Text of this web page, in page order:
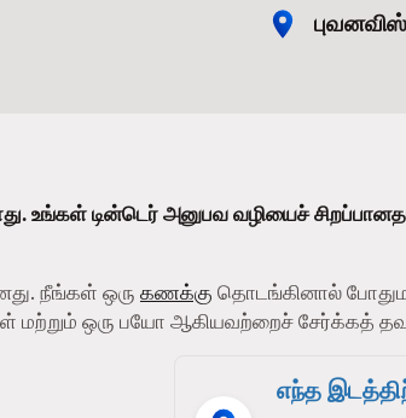
உங்கள் டின்டெர் அனுபவ வழியைச்
நீங்கள் ஒரு கணக்கு தொடங்கினால்
மற்றும் ஒரு பயோ ஆகியவற்றைச் சேர்க்கத்
எந்த